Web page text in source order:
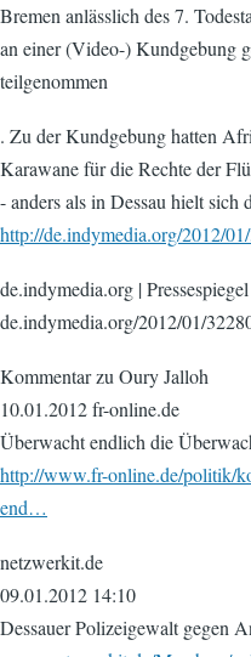
Bremen anlässlich des 7.
an einer (Video-) Kundgebung
teilgenommen
. Zu der Kundgebung hatten
Karawane für die Rechte der
- anders als in Dessau hielt
http://de.indymedia.org/2012/
de.indymedia.org |
de.indymedia.org/2012/01/
Kommentar zu Oury Jalloh
10.01.2012 fr-online.de
Überwacht endlich die
http://www.fr-online.de/politik/
end…
netzwerkit.de
09.01.2012 14:10
Dessauer Polizeigewalt gegen